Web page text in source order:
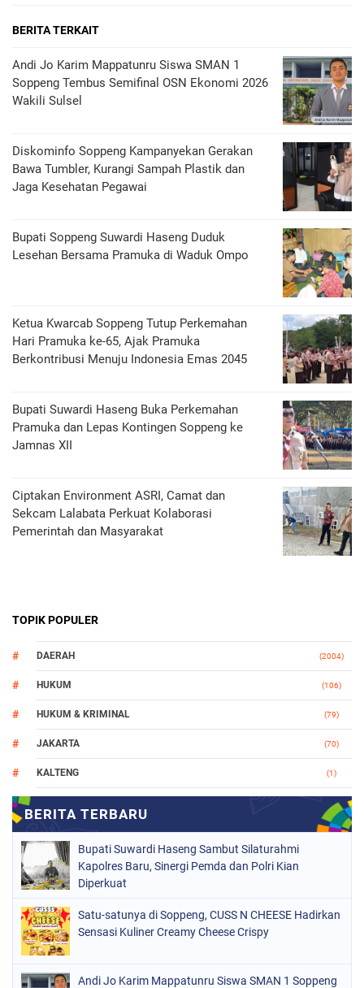
BERITA TERKAIT
Andi Jo Karim Mappatunru Siswa SMAN 1
Soppeng Tembus Semifinal OSN Ekonomi 2026
Wakili Sulsel
Diskominfo Soppeng Kampanyekan Gerakan
Bawa Tumbler, Kurangi Sampah Plastik dan
Jaga Kesehatan Pegawai
Bupati Soppeng Suwardi Haseng Duduk
Lesehan Bersama Pramuka di Waduk Ompo
Ketua Kwarcab Soppeng Tutup Perkemahan
Hari Pramuka ke-65, Ajak Pramuka
Berkontribusi Menuju Indonesia Emas 2045
Bupati Suwardi Haseng Buka Perkemahan
Pramuka dan Lepas Kontingen Soppeng ke
Jamnas XII
Ciptakan Environment ASRI, Camat dan
Sekcam Lalabata Perkuat Kolaborasi
Pemerintah dan Masyarakat
TOPIK POPULER
DAERAH (2004)
HUKUM (106)
HUKUM & KRIMINAL (79)
JAKARTA (70)
KALTENG (1)
(78)
NASIONAL (748)
ORGANISASI
PERISTIWA
POLITIK (157)
POLRI
SOPPENG (1148)
Bupati Suwardi Haseng Sambut Silaturahmi
Kapolres Baru, Sinergi Pemda dan Polri Kian
Diperkuat
Satu-satunya di Soppeng, CUSS N CHEESE Hadirkan
Sensasi Kuliner Creamy Cheese Crispy
Andi Jo Karim Mappatunru Siswa SMAN 1 Soppeng